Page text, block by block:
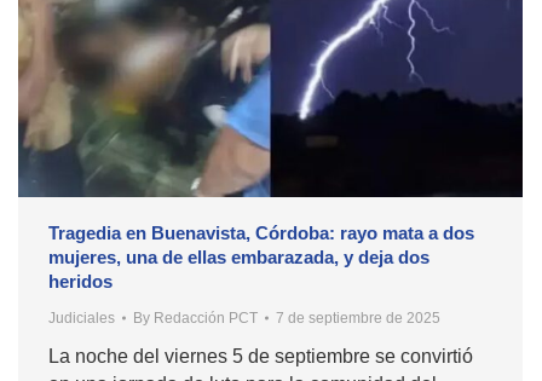
Tragedia en Buenavista, Córdoba: rayo mata a dos
mujeres, una de ellas embarazada, y deja dos
heridos
Judiciales By Redacción PCT 7 de septiembre de 2025
La noche del viernes 5 de septiembre se convirtió